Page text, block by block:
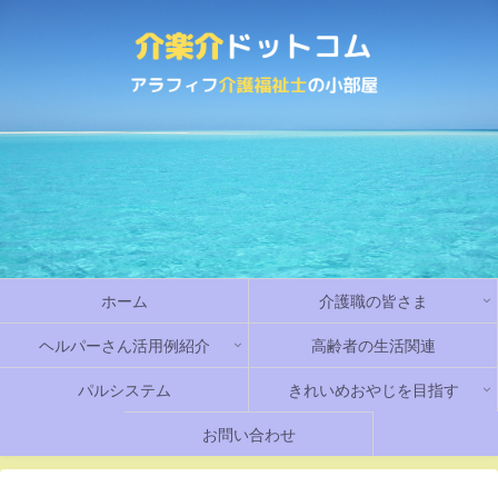
ホーム 介護職の皆さま
ヘルパーさん活用例紹介 高齢者の生活関連
パルシステム きれいめおやじを目指す
お問い合わせ